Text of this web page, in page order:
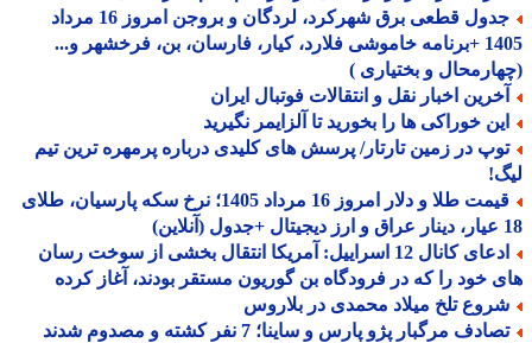
جدول قطعی برق شهرکرد، لردگان و بروجن امروز 16 مرداد
1405 +برنامه خاموشی فلارد، کیار، فارسان، بن، فرخشهر و...
و بختیاری )
اخبار نقل و انتقالات فوتبال ایران
خوراکی ها را بخورید تا آلزایمر نگیرید
در زمین تارتار/ پرسش های کلیدی درباره پرمهره ترین تیم
قیمت طلا و دلار امروز 16 مرداد 1405؛ نرخ سکه پارسیان، طلای
ادعای کانال 12 اسراییل: آمریکا انتقال بخشی از سوخت رسان
خود را که در فرودگاه بن گوریون مستقر بودند، آغاز کرده
تلخ میلاد محمدی در بلاروس
مرگبار پژو پارس و ساینا؛ 7 نفر کشته و مصدوم شدند